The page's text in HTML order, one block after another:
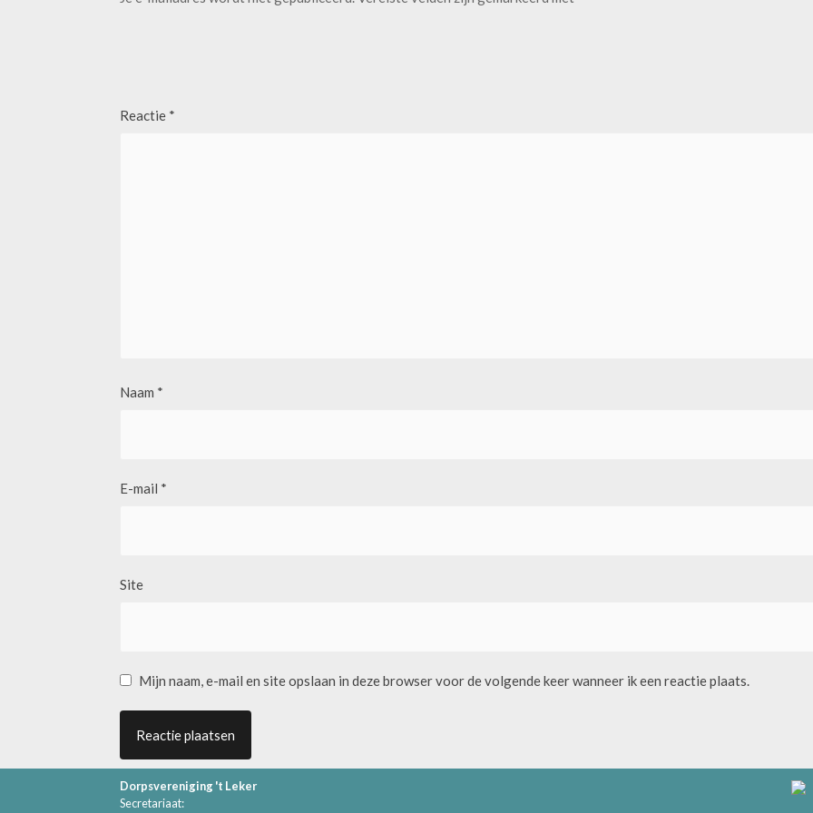
Reactie *
Naam *
E-mail *
Site
Mijn naam, e-mail en site opslaan in deze browser voor de volgende keer wanneer ik een reactie plaats.
Dorpsvereniging 't Leker
Secretariaat: